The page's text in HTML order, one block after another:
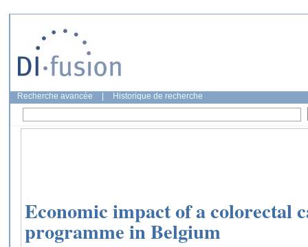
Recherche avancée Historique de recherche
Economic impact of a colorectal
programme in Belgium